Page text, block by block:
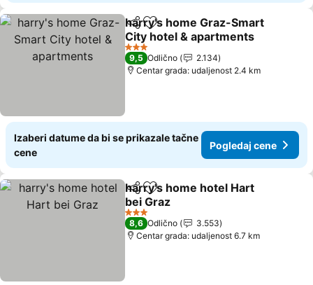
Deli Dodati u favorite
harry's home Graz-Smart
City hotel & apartments
Pogledaj cene
3 Zvezdice
9,5 Odlično
2.134
Centar grada: udaljenost 2.4 km
Izaberi datume da bi se prikazale tačne
cene
Pogledaj cene
Deli Dodati u favorite
harry's home hotel Hart
bei Graz
Pogledaj cene
3 Zvezdice
8,6 Odlično
3.553
Centar grada: udaljenost 6.7 km